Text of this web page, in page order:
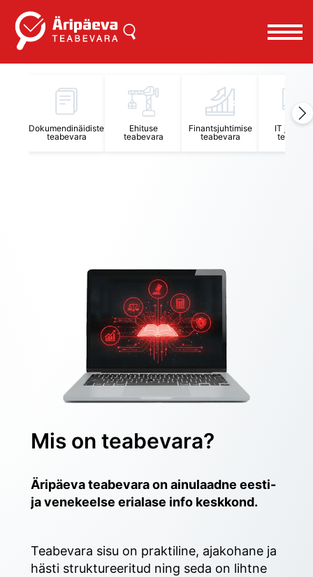
Dokumendinäidiste
teabevara
Ehituse
teabevara
Finantsjuhtimise
teabevara
IT
Mis on teabevara?
Äripäeva teabevara on ainulaadne eesti-
ja venekeelse erialase info keskkond.
Teabevara sisu on praktiline, ajakohane ja
hästi struktureeritud ning seda on lihtne